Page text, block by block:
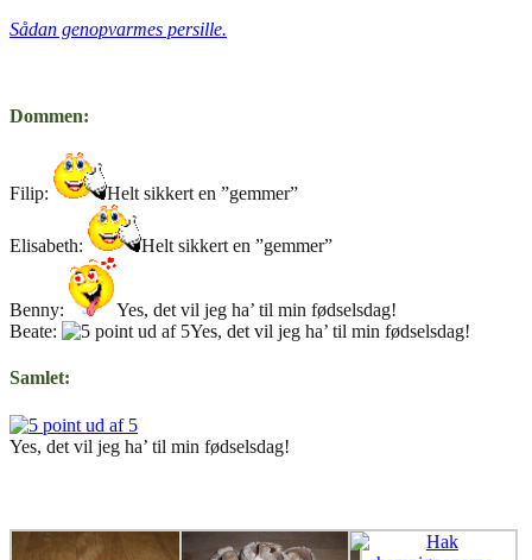
Sådan genopvarmes persille.
Dommen:
Filip: Helt sikkert en ”gemmer”
Elisabeth: Helt sikkert en ”gemmer”
Benny:
Yes, det vil jeg ha’ til min fødselsdag!
Beate:
Yes, det vil jeg ha’ til min fødselsdag!
Samlet:
Yes, det vil jeg ha’ til min fødselsdag!